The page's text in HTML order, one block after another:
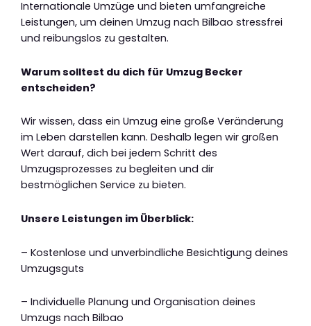
Internationale Umzüge und bieten umfangreiche
Leistungen, um deinen Umzug nach Bilbao stressfrei
und reibungslos zu gestalten.
Warum solltest du dich für Umzug Becker
entscheiden?
Wir wissen, dass ein Umzug eine große Veränderung
im Leben darstellen kann. Deshalb legen wir großen
Wert darauf, dich bei jedem Schritt des
Umzugsprozesses zu begleiten und dir
bestmöglichen Service zu bieten.
Unsere Leistungen im Überblick:
– Kostenlose und unverbindliche Besichtigung deines
Umzugsguts
– Individuelle Planung und Organisation deines
Umzugs nach Bilbao